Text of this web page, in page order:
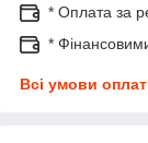
* Оплата за
*
Всі умови